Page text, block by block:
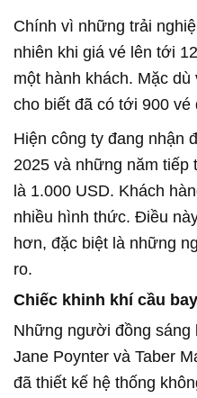
Chính vì những trải
nhiên khi giá vé lên tới
một hành khách. Mặc
cho biết đã có tới 900
Hiện công ty đang nhận
2025 và những năm tiếp
là 1.000 USD. Khách
nhiều hình thức. Điều
hơn, đặc biệt là những
ro.
Chiếc khinh khí cầu
Những người đồng sáng
Jane Poynter và Taber
đã thiết kế hệ thống